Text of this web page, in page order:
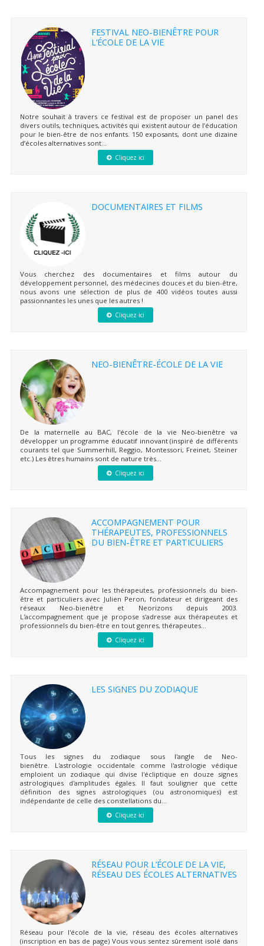
FESTIVAL NEO-BIENÊTRE POUR
L’ÉCOLE DE LA VIE
Notre souhait à travers ce festival est de proposer un panel des
divers outils, techniques, activités qui existent autour de l’éducation
pour le bien-être de nos enfants. 150 exposants, dont une dizaine
d’écoles alternatives sont...
Cliquez ici
DOCUMENTAIRES ET FILMS
Vous cherchez des documentaires et films autour du
développement personnel, des médecines douces et du bien-être,
nous avons une sélection de plus de 400 vidéos toutes aussi
passionnantes les unes que les autres !
Cliquez ici
NEO-BIENÊTRE-ÉCOLE DE LA VIE
De la maternelle au BAC, l'école de la vie Neo-bienêtre va
développer un programme éducatif innovant (inspiré de différents
courants tel que Summerhill, Reggio, Montessori, Freinet, Steiner
etc.) Les êtres humains sont de nature très...
Cliquez ici
ACCOMPAGNEMENT POUR
THÉRAPEUTES, PROFESSIONNELS
DU BIEN-ÊTRE ET PARTICULIERS
Accompagnement pour les thérapeutes, professionnels du bien-
être et particuliers avec Julien Peron, fondateur et dirigeant des
réseaux Neo-bienêtre et Neorizons depuis 2003.
L'accompagnement que je propose s'adresse aux thérapeutes et
professionnels du bien-être en tout genres, thérapeutes...
Cliquez ici
LES SIGNES DU ZODIAQUE
Tous les signes du zodiaque sous l'angle de Neo-
bienêtre. L'astrologie occidentale comme l'astrologie védique
emploient un zodiaque qui divise l'écliptique en douze signes
astrologiques d'amplitudes égales. Il faut souligner que cette
définition des signes astrologiques (ou astronomiques) est
indépendante de celle des constellations du...
Cliquez ici
RÉSEAU POUR L’ÉCOLE DE LA VIE,
RÉSEAU DES ÉCOLES ALTERNATIVES
Réseau pour l'école de la vie, réseau des écoles alternatives
(inscription en bas de page) Vous vous sentez sûrement isolé dans